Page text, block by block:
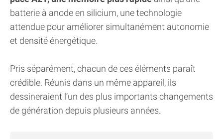
batterie à anode en silicium, une technologie
attendue pour améliorer simultanément autonomie
et densité énergétique.
Pris séparément, chacun de ces éléments paraît
crédible. Réunis dans un même appareil, ils
dessineraient l’un des plus importants changements
de génération depuis plusieurs années.